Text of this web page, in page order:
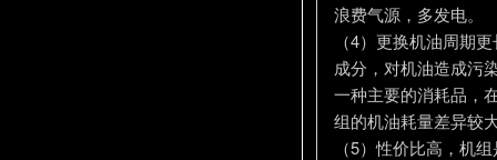
浪费气源，多发电。
（4）更换机油周期
成分，对机油造成污
一种主要的消耗品，
组的机油耗量差异较
（5）性价比高，机